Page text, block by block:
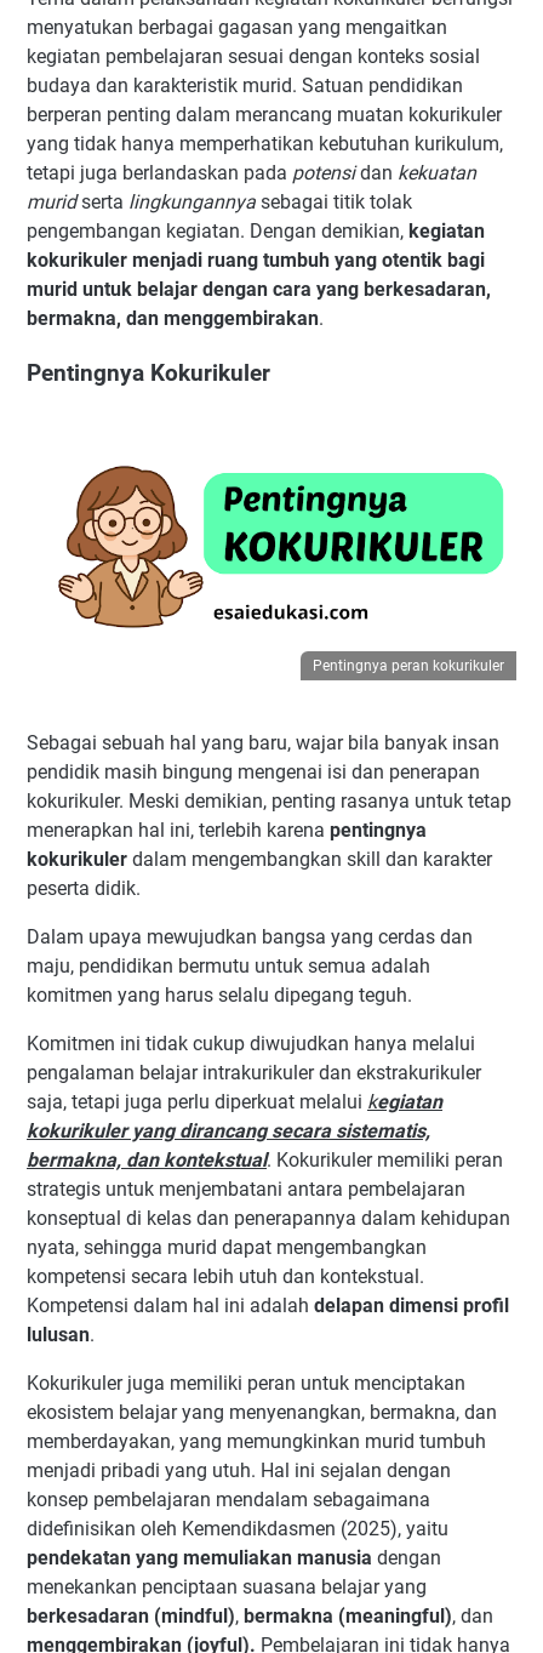
menyatukan berbagai gagasan yang mengaitkan
kegiatan pembelajaran sesuai dengan konteks sosial
budaya dan karakteristik murid. Satuan pendidikan
berperan penting dalam merancang muatan kokurikuler
yang tidak hanya memperhatikan kebutuhan kurikulum,
tetapi juga berlandaskan pada potensidan kekuatan
muridserta lingkungannya sebagai titik tolak
pengembangan kegiatan. Dengan demikian, kegiatan
kokurikuler menjadi ruang tumbuh yang otentik bagi
murid untuk belajar dengan cara yang berkesadaran,
bermakna, dan menggembirakan.
Pentingnya Kokurikuler
Pentingnya peran kokurikuler
Sebagai sebuah hal yang baru, wajar bila banyak insan
pendidik masih bingung mengenai isi dan penerapan
kokurikuler. Meski demikian, penting rasanya untuk tetap
menerapkan hal ini, terlebih karena pentingnya
kokurikuler dalam mengembangkan skill dan karakter
peserta didik.
Dalam upaya mewujudkan bangsa yang cerdas dan
maju, pendidikan bermutu untuk semua adalah
komitmen yang harus selalu dipegang teguh.
Komitmen ini tidak cukup diwujudkan hanya melalui
pengalaman belajar intrakurikuler dan ekstrakurikuler
saja, tetapi juga perlu diperkuat melalui kegiatan
kokurikuler yang dirancang secara sistematis,
bermakna, dan kontekstual. Kokurikuler memiliki peran
strategis untuk menjembatani antara pembelajaran
konseptual di kelas dan penerapannya dalam kehidupan
nyata, sehingga murid dapat mengembangkan
kompetensi secara lebih utuh dan kontekstual.
Kompetensi dalam hal ini adalah delapan dimensi profil
lulusan.
Kokurikuler juga memiliki peran untuk menciptakan
ekosistem belajar yang menyenangkan, bermakna, dan
memberdayakan, yang memungkinkan murid tumbuh
menjadi pribadi yang utuh. Hal ini sejalan dengan
konsep pembelajaran mendalam sebagaimana
didefinisikan oleh Kemendikdasmen (2025), yaitu
pendekatan yang memuliakan manusia dengan
menekankan penciptaan suasana belajar yang
berkesadaran (mindful), bermakna (meaningful), dan
menggembirakan (joyful). Pembelajaran ini tidak hanya